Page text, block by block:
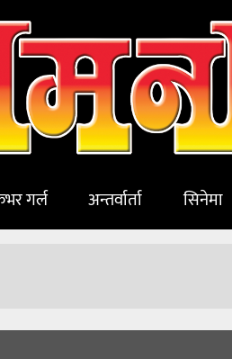
गर्ल अन्तर्वार्ता सिनेमा